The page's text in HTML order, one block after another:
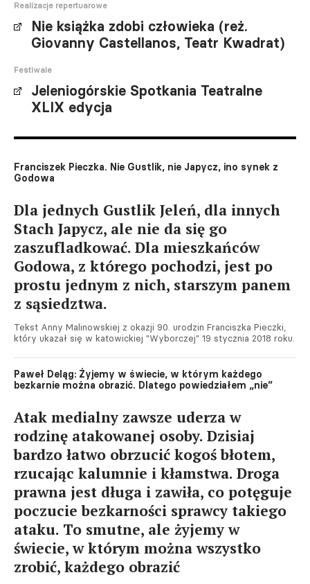
Realizacje repertuarowe
Nie książka zdobi człowieka (reż.
Giovanny Castellanos, Teatr Kwadrat)
Festiwale
Jeleniogórskie Spotkania Teatralne
XLIX edycja
Franciszek Pieczka. Nie Gustlik, nie Japycz, ino synek z
Godowa
Dla jednych Gustlik Jeleń, dla innych
Stach Japycz, ale nie da się go
zaszufladkować. Dla mieszkańców
Godowa, z którego pochodzi, jest po
prostu jednym z nich, starszym panem
z sąsiedztwa.
Tekst Anny Malinowskiej z okazji 90. urodzin Franciszka Pieczki,
który ukazał się w katowickiej "Wyborczej" 19 stycznia 2018 roku.
Paweł Deląg: Żyjemy w świecie, w którym każdego
bezkarnie można obrazić. Dlatego powiedziałem „nie”
Atak medialny zawsze uderza w
rodzinę atakowanej osoby. Dzisiaj
bardzo łatwo obrzucić kogoś błotem,
rzucając kalumnie i kłamstwa. Droga
prawna jest długa i zawiła, co potęguje
poczucie bezkarności sprawcy takiego
ataku. To smutne, ale żyjemy w
świecie, w którym można wszystko
zrobić, każdego obrazić